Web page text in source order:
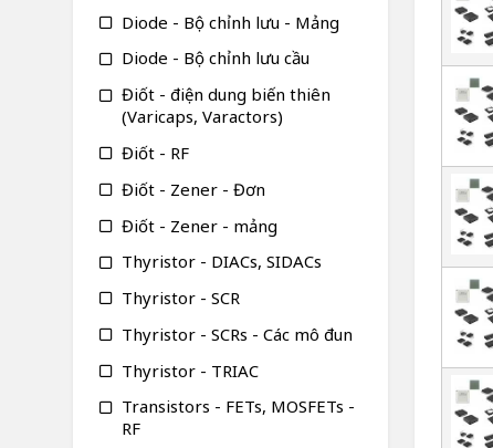
Diode - Bộ chỉnh lưu - Mảng
Diode - Bộ chỉnh lưu cầu
Điốt - điện dung biến thiên
(Varicaps, Varactors)
Điốt - RF
Điốt - Zener - Đơn
Điốt - Zener - mảng
Thyristor - DIACs, SIDACs
Thyristor - SCR
Thyristor - SCRs - Các mô đun
Thyristor - TRIAC
Transistors - FETs, MOSFETs -
RF